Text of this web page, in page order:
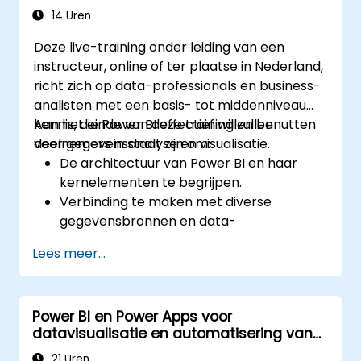
14 Uren
Deze live-training onder leiding van een
instructeur, online of ter plaatse in Nederland,
richt zich op data-professionals en business-
analisten met een basis- tot middenniveau
kennis, die Power BI effectief willen benutten
voor gegevensanalyse en visualisatie.
Aan het einde van deze training zullen
deelnemers in staat zijn om:
De architectuur van Power BI en haar
kernelementen te begrijpen.
Verbinding te maken met diverse
gegevensbronnen en data-
Gedurfde visualisaties en interactieve
dashboards te ontwikkelen.
Row-level security toe te passen en
toegang tot data beheren.
Lees meer...
Power BI en Power Apps voor
datavisualisatie en automatisering van
bedrijfsprocessen